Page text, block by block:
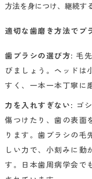
方法を身につけ、継続す
適切な歯磨き方法でプ
歯ブラシの選び方: 毛
びましょう。ヘッドは
すく、一本一本丁寧に
力を入れすぎない: ゴ
傷つけたり、歯の表面
ります。歯ブラシの毛
しい力で、小刻みに動
す。日本歯周病学会で